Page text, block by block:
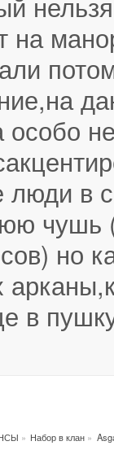
на
люди в
чушь
но
в
» Набор в клан »